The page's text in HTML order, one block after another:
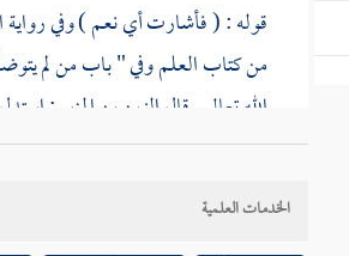
قوله : ( فأشارت أي نعم ) وفي رواية
من كتاب العلم وفي " باب من لم
الله تعالى . قالالزين بن المنير :
حجرةعائشة، لكن يمكنه أن
جرت عادتهن في سائر الصلوات .
الخدمات العلمية